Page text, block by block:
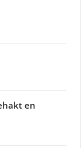
en